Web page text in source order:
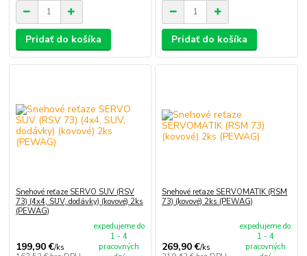
Pridať do košíka Pridať do košíka
Snehové reťaze SERVO SUV (RSV
73) (4x4, SUV, dodávky) (kovové) 2ks
(PEWAG)
199,90 €/ks
expedujeme do
1 - 4
pracovných
Snehové reťaze SERVOMATIK (RSM
73) (kovové) 2ks (PEWAG)
269,90 €/ks
expedujeme do
1 - 4
pracovných